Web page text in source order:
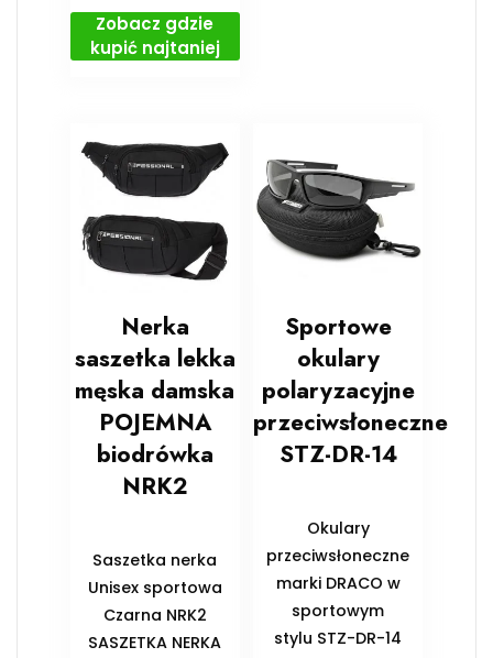
Zobacz gdzie
kupić najtaniej
Nerka
saszetka lekka
męska damska
POJEMNA
biodrówka
NRK2
Saszetka nerka
Unisex sportowa
Czarna NRK2
SASZETKA NERKA
Sportowe
okulary
polaryzacyjne
przeciwsłoneczne
STZ-DR-14
Okulary
przeciwsłoneczne
marki DRACO w
sportowym
stylu STZ-DR-14